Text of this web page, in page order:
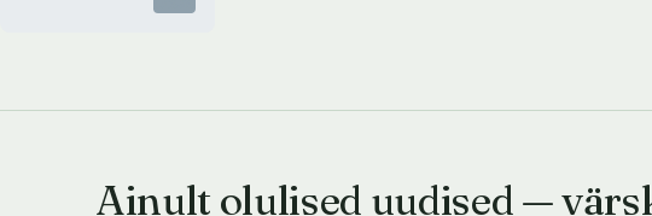
Ainult olulised uudised —